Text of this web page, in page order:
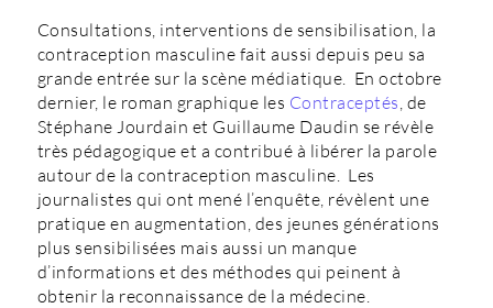
Consultations, interventions de sensibilisation, la
contraception masculine fait aussi depuis peu sa
grande entrée sur la scène médiatique. En octobre
dernier, le roman graphique les Contraceptés , de
Stéphane Jourdain et Guillaume Daudin se révèle
très pédagogique et a contribué à libérer la parole
autour de la contraception masculine. Les
journalistes qui ont mené l’enquête, révèlent une
pratique en augmentation, des jeunes générations
plus sensibilisées mais aussi un manque
d’informations et des méthodes qui peinent à
obtenir la reconnaissance de la médecine.